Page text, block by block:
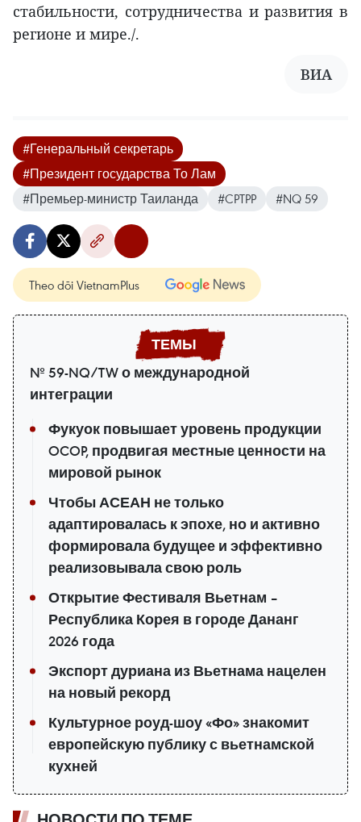
стабильности, сотрудничества и развития в
регионе и мире./.
ВИА
#Генеральный секретарь
#Президент государства То Лам
#Премьер-министр Таиланда
#CPTPP #NQ 59
Theo dõi VietnamPlus
№ 59-NQ/TW о международной
интеграции
Фукуок повышает уровень продукции
OCOP, продвигая местные ценности на
мировой рынок
Чтобы АСЕАН не только
адаптировалась к эпохе, но и активно
формировала будущее и эффективно
реализовывала свою роль
Открытие Фестиваля Вьетнам –
Республика Корея в городе Дананг
2026 года
Экспорт дуриана из Вьетнама нацелен
на новый рекорд
Культурное роуд-шоу «Фо» знакомит
европейскую публику с вьетнамской
кухней